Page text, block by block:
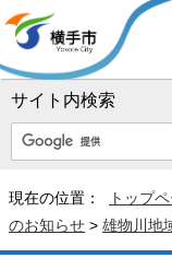
サイト内検索
現在の位置： トップ
のお知らせ > 雄物川地